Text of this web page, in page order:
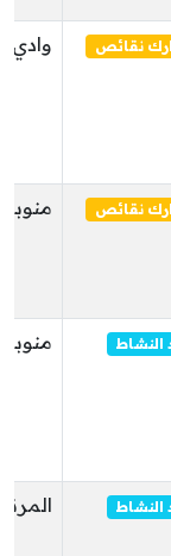
نقائص وادي
نقائص منوبة
النشاط منوبة
النشاط